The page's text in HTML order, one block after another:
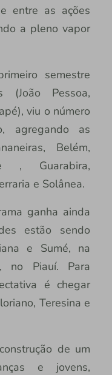
entre as ações
a pleno vapor
semestre
(João Pessoa,
viu o número
agregando as
Belém,
, Guarabira,
e Solânea.
ganha ainda
estão sendo
e Sumé, na
no Piauí. Para
é chegar
Teresina e
de um
e jovens,